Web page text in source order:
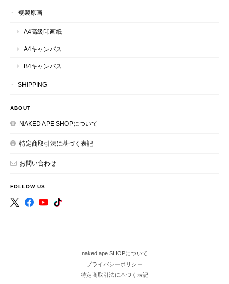
複製原画
A4高級印画紙
A4キャンバス
B4キャンバス
SHIPPING
ABOUT
NAKED APE SHOPについて
特定商取引法に基づく表記
お問い合わせ
FOLLOW US
naked ape SHOPについて
プライバシーポリシー
特定商取引法に基づく表記